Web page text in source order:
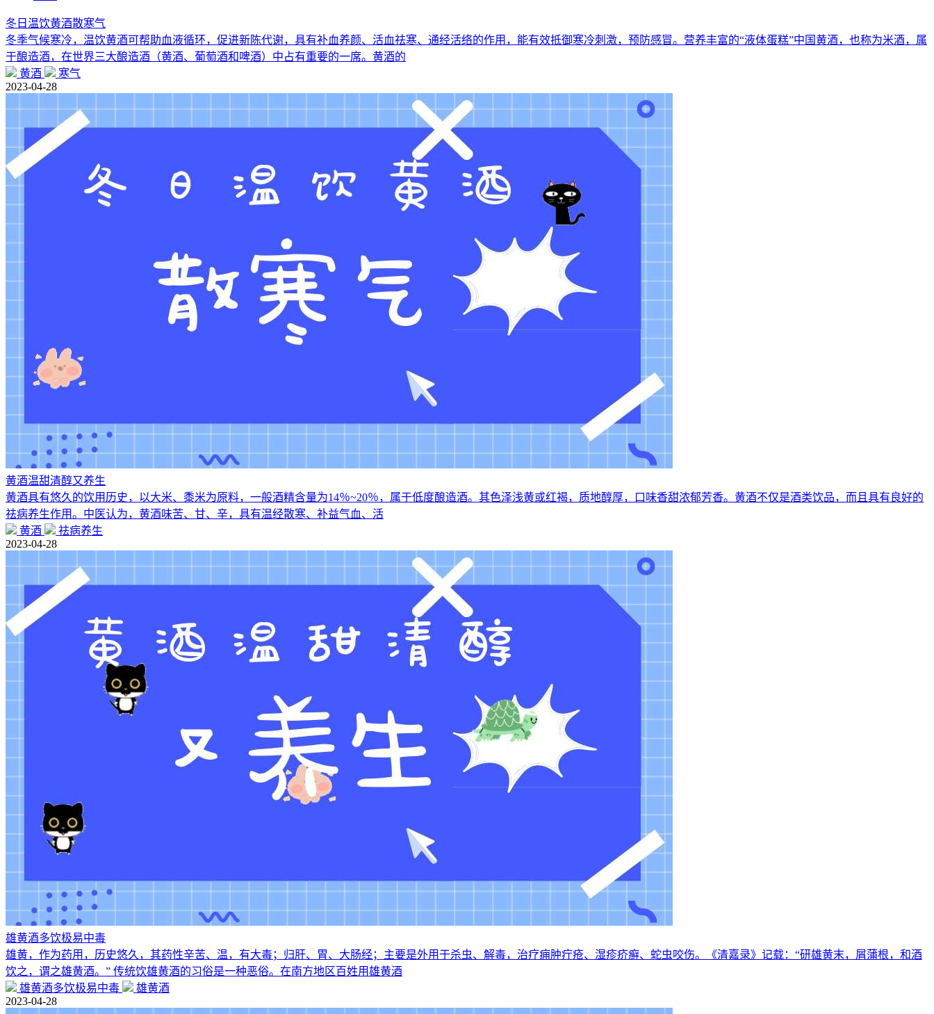
冬日温饮黄酒散寒气
冬季气候寒冷，温饮黄酒可帮助血液循环，促进新陈代谢，具有补血养颜、活血祛寒、通经活络的作用，能有效抵御寒冷刺激，预防感冒。营养丰富的“液体蛋糕”中国黄酒，也称为米酒，属
于酿造酒，在世界三大酿造酒（黄酒、葡萄酒和啤酒）中占有重要的一席。黄酒的
黄酒
寒气
2023-04-28
黄酒温甜清醇又养生
黄酒具有悠久的饮用历史，以大米、黍米为原料，一般酒精含量为14％~20％，属于低度酿造酒。其色泽浅黄或红褐，质地醇厚，口味香甜浓郁芳香。黄酒不仅是酒类饮品，而且具有良好的
祛病养生作用。中医认为，黄酒味苦、甘、辛，具有温经散寒、补益气血、活
黄酒
祛病养生
2023-04-28
雄黄酒多饮极易中毒
雄黄，作为药用，历史悠久，其药性辛苦、温，有大毒；归肝、胃、大肠经；主要是外用于杀虫、解毒，治疗痈肿疔疮、湿疹疥癣、蛇虫咬伤。《清嘉录》记载：“研雄黄末，屑蒲根，和酒
饮之，谓之雄黄酒。” 传统饮雄黄酒的习俗是一种恶俗。在南方地区百姓用雄黄酒
雄黄酒多饮极易中毒
雄黄酒
2023-04-28